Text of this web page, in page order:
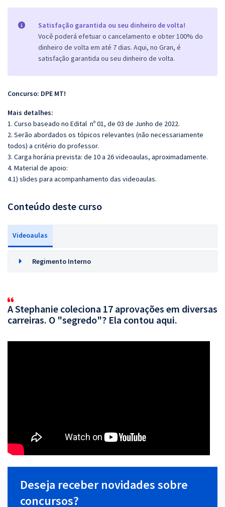
Satisfação garantida ou seu dinheiro de volta!
Você poderá efetuar o cancelamento e obter 100% do
dinheiro de volta em até 7 dias. Aqui, no Gran, é
satisfação garantida ou seu dinheiro de volta.
Concurso: DPE MT!
Mais detalhes:
1. Curso baseado no Edital nº 01, de 03 de Junho de 2022.
2. Serão abordados os tópicos relevantes (não necessariamente
todos) a critério do professor.
3. Carga horária prevista: de 10 a 26 videoaulas, aproximadamente.
4. Material de apoio:
4.1) slides para acompanhamento das videoaulas.
Conteúdo deste curso
Videoaulas
Regimento Interno
A Stephanie coleciona 17 aprovações em diversas
carreiras. O "segredo"? Ela contou aqui.
Deseja receber novidades sobre
concursos?